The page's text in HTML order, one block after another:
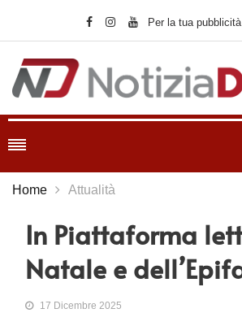
Per la tua pubblicità
Home Attualità
In Piattaforma
Natale e
17 Dicembre 2025